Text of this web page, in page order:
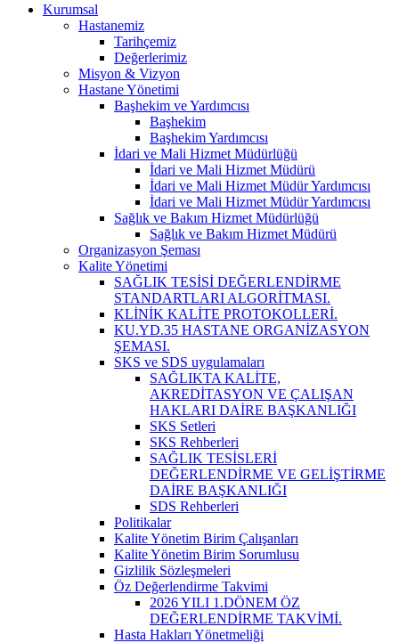
Kurumsal
Hastanemiz
Tarihçemiz
Değerlerimiz
Misyon & Vizyon
Hastane Yönetimi
Başhekim ve Yardımcısı
Başhekim
Başhekim Yardımcısı
İdari ve Mali Hizmet Müdürlüğü
İdari ve Mali Hizmet Müdürü
İdari ve Mali Hizmet Müdür Yardımcısı
İdari ve Mali Hizmet Müdür Yardımcısı
Sağlık ve Bakım Hizmet Müdürlüğü
Sağlık ve Bakım Hizmet Müdürü
Organizasyon Şeması
Kalite Yönetimi
SAĞLIK TESİSİ DEĞERLENDİRME
STANDARTLARI ALGORİTMASI.
KLİNİK KALİTE PROTOKOLLERİ.
KU.YD.35 HASTANE ORGANİZASYON
ŞEMASI.
SKS ve SDS uygulamaları
SAĞLIKTA KALİTE,
AKREDİTASYON VE ÇALIŞAN
HAKLARI DAİRE BAŞKANLIĞI
SKS Setleri
SKS Rehberleri
SAĞLIK TESİSLERİ
DEĞERLENDİRME VE GELİŞTİRME
DAİRE BAŞKANLIĞI
SDS Rehberleri
Politikalar
Kalite Yönetim Birim Çalışanları
Kalite Yönetim Birim Sorumlusu
Gizlilik Sözleşmeleri
Öz Değerlendirme Takvimi
2026 YILI 1.DÖNEM ÖZ
DEĞERLENDİRME TAKVİMİ.
Hasta Hakları Yönetmeliği